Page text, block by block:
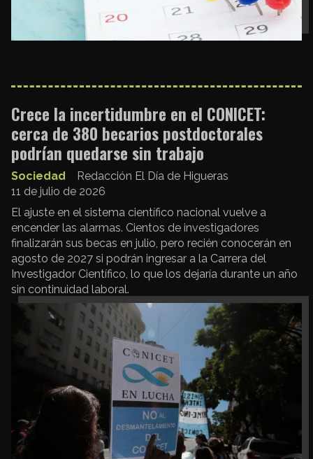
Crece la incertidumbre en el CONICET:
cerca de 380 becarios postdoctorales
podrían quedarse sin trabajo
Redacción El Día de Higueras
Sociedad
11 de julio de 2026
El ajuste en el sistema científico nacional vuelve a
encender las alarmas. Cientos de investigadores
finalizarán sus becas en julio, pero recién conocerán en
agosto de 2027 si podrán ingresar a la Carrera del
Investigador Científico, lo que los dejaría durante un año
sin continuidad laboral.